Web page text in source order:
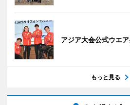
アジア大会公式ウエ
もっと見る